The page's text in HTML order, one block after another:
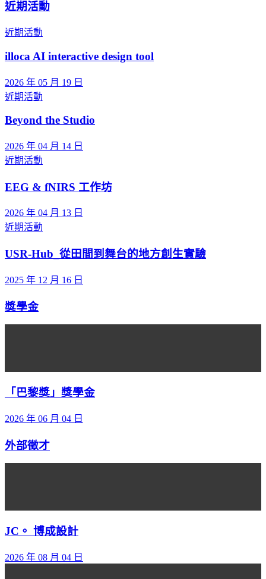
近期活動
近期活動
illoca AI interactive design tool
2026 年 05 月 19 日
近期活動
Beyond the Studio
2026 年 04 月 14 日
近期活動
EEG & fNIRS 工作坊
2026 年 04 月 13 日
近期活動
USR-Hub_從田間到舞台的地方創生實驗
2025 年 12 月 16 日
獎學金
「巴黎獎」獎學金
2026 年 06 月 04 日
外部徵才
JC。 博成設計
2026 年 08 月 04 日